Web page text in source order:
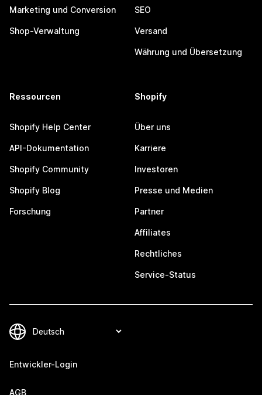
Marketing und Conversion
Shop-Verwaltung
SEO
Versand
Währung und Übersetzung
Ressourcen
Shopify Help Center
API-Dokumentation
Shopify Community
Shopify Blog
Forschung
Shopify
Über uns
Karriere
Investoren
Presse und Medien
Partner
Affiliates
Rechtliches
Service-Status
Entwickler-Login
AGB